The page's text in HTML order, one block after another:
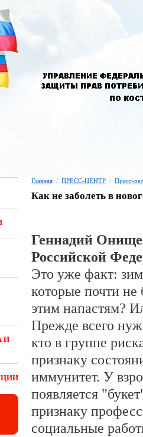
И
Главная / ПРЕСС-ЦЕНТР / Пресс-
Как не заболеть в
Геннадий
Российской
Это уже факт:
которые почти не
этим напастям?
Прежде всего
кто в группе
признаку
иммунитет. У
появляется
признаку
социальные